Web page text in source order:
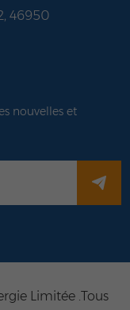
46950
nouvelles et
Limitée .Tous